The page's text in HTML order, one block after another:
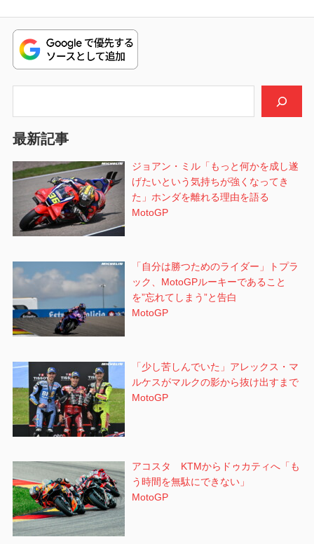
プ
リ
ン
ラッ
ク・
ガッ
トリ
オグ
ル
ガ
ー
GP
ラ
ン
プラ
マッ
ハ
ビ
ゲ
ー
ン
稿:
最新記事
ジョアン・ミル「もっと何かを成し遂
げたいという気持ちが強くなってき
た」ホンダを離れる理由を語る
MotoGP
「自分は勝つためのライダー」トプラ
ック、MotoGPルーキーであること
を”忘れてしまう”と告白
MotoGP
「少し苦しんでいた」アレックス・マ
ルケスがマルクの影から抜け出すまで
MotoGP
アコスタ KTMからドゥカティへ「も
う時間を無駄にできない」
MotoGP